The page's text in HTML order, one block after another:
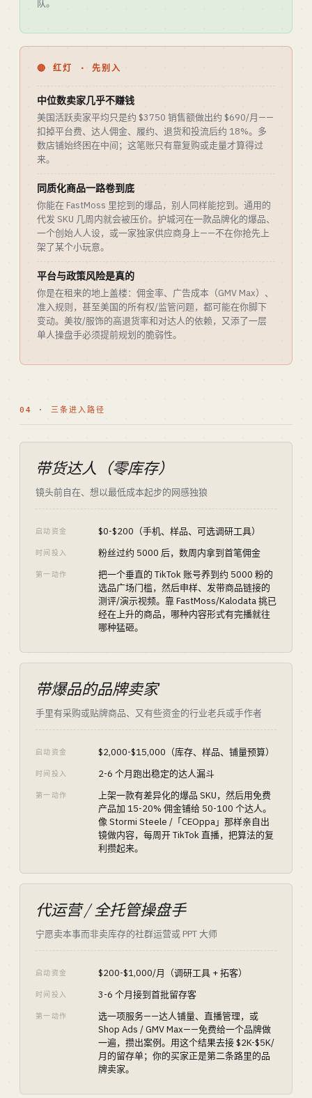
队。
🔴 红灯 · 先别入
中位数卖家几乎不赚钱
美国活跃卖家平均只是约 $3750 销售额做出约 $690/月——
扣掉平台费、达人佣金、履约、退货和投流后约 18%。多
数店铺始终困在中间；这笔账只有靠复购或走量才算得过
来。
同质化商品一路卷到底
你能在 FastMoss 里挖到的爆品，别人同样能挖到。通用的
代发 SKU 几周内就会被压价。护城河在一款品牌化的爆品、
一个创始人人设，或一家独家供应商身上——不在你抢先上
架了某个小玩意。
平台与政策风险是真的
你是在租来的地上盖楼：佣金率、广告成本（GMV Max）、
准入规则，甚至美国的所有权/监管问题，都可能在你脚下
变动。美妆/服饰的高退货率和对达人的依赖，又添了一层
单人操盘手必须提前规划的脆弱性。
04 · 三条进入路径
带货达人（零库存）
镜头前自在、想以最低成本起步的网感独狼
启动资金 $0-$200（手机、样品、可选调研工具）
时间投入 粉丝过约 5000 后，数周内拿到首笔佣金
第一动作
把一个垂直的 TikTok 账号养到约 5000 粉的
选品广场门槛，然后申样、发带商品链接的
测评/演示视频。靠 FastMoss/Kalodata 挑已
经在上升的商品，哪种内容形式有完播就往
哪种猛砸。
带爆品的品牌卖家
手里有采购或贴牌商品、又有些资金的行业老兵或手作者
启动资金 $2,000-$15,000（库存、样品、铺量预算）
时间投入 2-6 个月跑出稳定的达人漏斗
第一动作
上架一款有差异化的爆品 SKU，然后用免费
产品加 15-20% 佣金铺给 50-100 个达人。
像 Stormi Steele /「CEOppa」那样亲自出
镜做内容，每周开 TikTok 直播，把算法的复
利攒起来。
代运营 / 全托管操盘手
宁愿卖本事而非卖库存的社群运营或 PPT 大师
启动资金 $200-$1,000/月（调研工具 + 拓客）
时间投入 3-6 个月接到首批留存客
第一动作
选一项服务——达人铺量、直播管理，或
Shop Ads / GMV Max——免费给一个品牌做
一遍，攒出案例。用这个结果去接 $2K-$5K/
月的留存单；你的买家正是第二条路里的品
牌卖家。